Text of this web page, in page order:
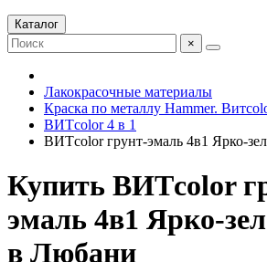
Каталог
×
Лакокрасочные материалы
Краска по металлу Hammer.
ВИТcolor 4 в 1
ВИТcolor грунт-эмаль 4в1 Ярко-
Купить ВИТcolor
эмаль 4в1 Ярко-
в Любани